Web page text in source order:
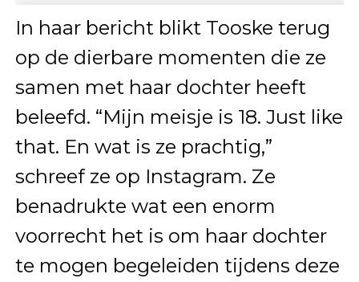
In haar bericht blikt Tooske terug
op de dierbare momenten die ze
samen met haar dochter heeft
beleefd. “Mijn meisje is 18. Just like
that. En wat is ze prachtig,”
schreef ze op Instagram. Ze
benadrukte wat een enorm
voorrecht het is om haar dochter
te mogen begeleiden tijdens deze